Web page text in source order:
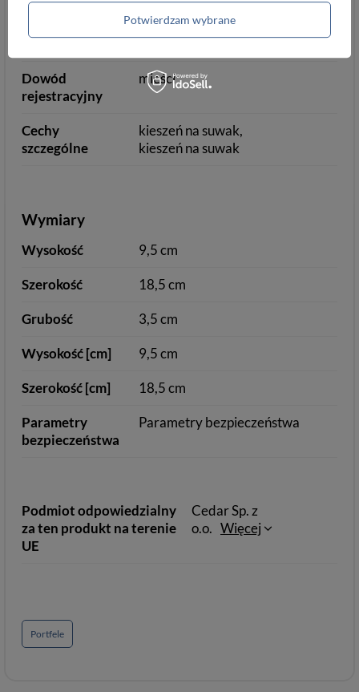
Informacje dodatkowe
Pudełko tak tak
Dowód
rejestracyjny
mieści
Cechy
szczególne
kieszeń na suwak
kieszeń na suwak
Wymiary
Wysokość 9,5 cm
Szerokość 18,5 cm
Grubość 3,5 cm
Wysokość [cm] 9,5 cm
Szerokość [cm] 18,5 cm
Parametry
bezpieczeństwa
Parametry bezpieczeństwa
Podmiot odpowiedzialny
za ten produkt na terenie
UE
Cedar Sp. z
o.o. Więcej
Portfele
Potwierdzam wybrane